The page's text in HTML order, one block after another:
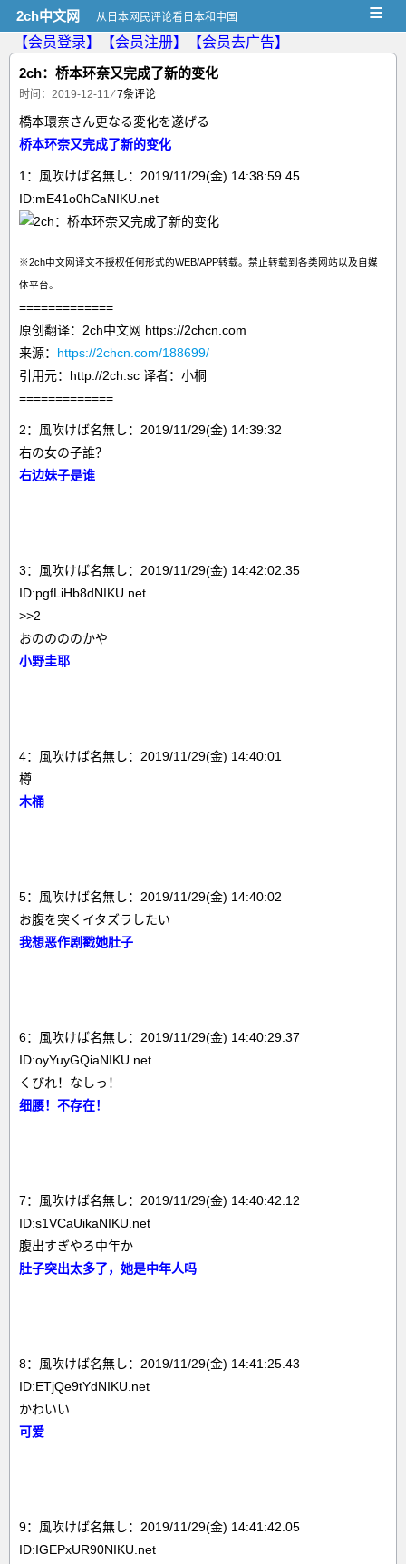
2ch中文网 从日本网民评论看日本和中国 ≡
【会员登录】 【会员注册】
【会员去广告】
2ch：桥本环奈又完成了新的变化
时间：2019-12-11 ⁄7条评论
橋本環奈さん更なる変化を遂げる
桥本环奈又完成了新的变化
1：風吹けば名無し：2019/11/29(金) 14:38:59.45
ID:mE41o0hCaNIKU.net
※2ch中文网译文不授权任何形式的WEB/APP转载。禁止转载到各类网站以及自媒
体平台。
=============
原创翻译：2ch中文网 https://2chcn.com
来源： https://2chcn.com/188699/
引用元：http://2ch.sc 译者：小桐
=============
2：風吹けば名無し：2019/11/29(金) 14:39:32
右の女の子誰？
右边妹子是谁
3：風吹けば名無し：2019/11/29(金) 14:42:02.35
ID:pgfLiHb8dNIKU.net
>>2
おののののかや
小野圭耶
4：風吹けば名無し：2019/11/29(金) 14:40:01
樽
木桶
5：風吹けば名無し：2019/11/29(金) 14:40:02
お腹を突くイタズラしたい
我想恶作剧戳她肚子
6：風吹けば名無し：2019/11/29(金) 14:40:29.37
ID:oyYuyGQiaNIKU.net
くびれ！なしっ！
细腰！不存在！
7：風吹けば名無し：2019/11/29(金) 14:40:42.12
ID:s1VCaUikaNIKU.net
腹出すぎやろ中年か
肚子突出太多了，她是中年人吗
8：風吹けば名無し：2019/11/29(金) 14:41:25.43
ID:ETjQe9tYdNIKU.net
かわいい
可爱
9：風吹けば名無し：2019/11/29(金) 14:41:42.05
ID:IGEPxUR90NIKU.net